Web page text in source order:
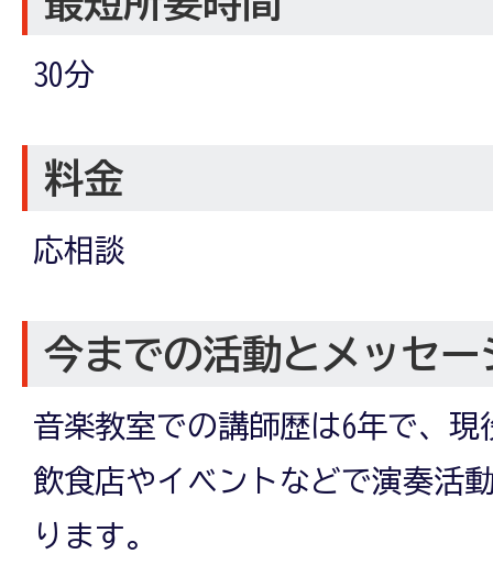
30分
料金
応相談
今までの活動とメッセー
音楽教室での講師歴は6年で、
飲食店やイベントなどで演奏活
ります。